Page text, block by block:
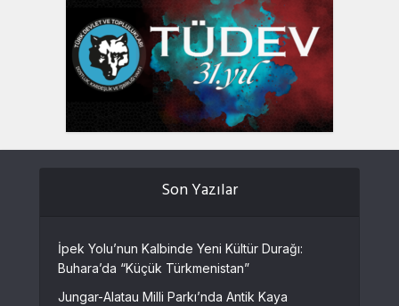
Son Yazılar
İpek Yolu’nun Kalbinde Yeni Kültür Durağı:
Buhara’da “Küçük Türkmenistan”
Jungar-Alatau Milli Parkı’nda Antik Kaya